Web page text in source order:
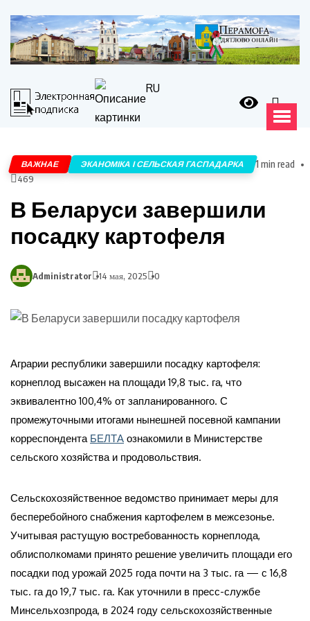
RU
ВАЖНАЕ ЭКАНОМІКА І СЕЛЬСКАЯ ГАСПАДАРКА 1 min read
469
В Беларуси завершили
посадку картофеля
Administrator 14 мая, 2025 0
Аграрии республики завершили посадку картофеля:
корнеплод высажен на площади 19,8 тыс. га, что
эквивалентно 100,4% от запланированного. С
промежуточными итогами нынешней посевной кампании
корреспондента БЕЛТА ознакомили в Министерстве
сельского хозяйства и продовольствия.
Сельскохозяйственное ведомство принимает меры для
бесперебойного снабжения картофелем в межсезонье.
Учитывая растущую востребованность корнеплода,
облисполкомами принято решение увеличить площади его
посадки под урожай 2025 года почти на 3 тыс. га — с 16,8
тыс. га до 19,7 тыс. га. Как уточнили в пресс-службе
Минсельхозпрода, в 2024 году сельскохозяйственные